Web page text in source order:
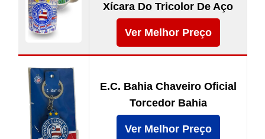
Xícara Do Tricolor De Aço
Ver Melhor Preço
E.C. Bahia Chaveiro Oficial
Torcedor Bahia
Ver Melhor Preço